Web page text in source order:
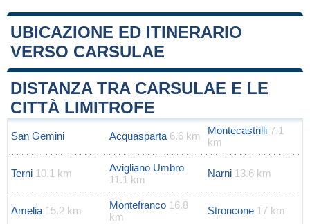
UBICAZIONE ED ITINERARIO
VERSO CARSULAE
+
−
Leaflet |Map data ©
DISTANZA TRA CARSULAE E LE
CITTÀ LIMITROFE
San Gemini Acquasparta 6.6 km Montecastrilli 7.1
km
Terni 10.1 km
Avigliano Umbro
11.1 km
Narni 13.6 km
Amelia 15.2 km Montefranco 16.8
km
Stroncone 17 km